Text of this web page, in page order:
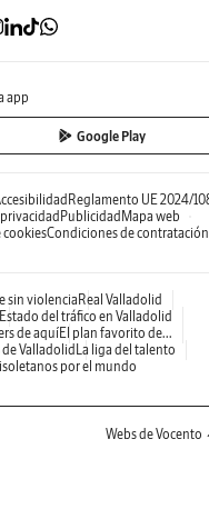
app
Google Play
Reglamento UE 2024/
Publicidad Mapa web
cookiesCondiciones de contratación
sin violenciaReal Valladolid
Estado del tráfico en Valladolid
de aquíEl plan favorito de...
de Valladolid La liga del talento
por el mundo
Webs de Vocento